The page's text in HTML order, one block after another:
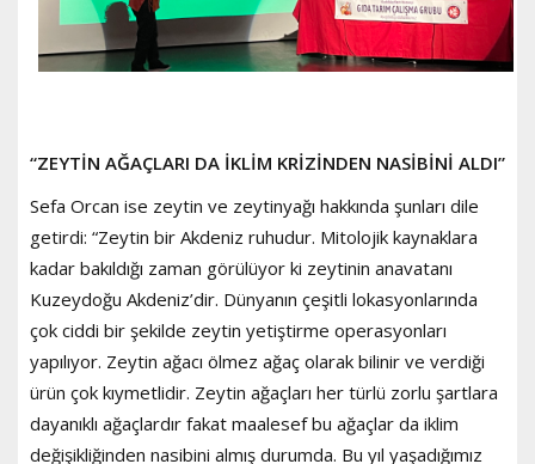
“ZEYTİN AĞAÇLARI DA İKLİM KRİZİNDEN NASİBİNİ ALDI”
Sefa Orcan ise zeytin ve zeytinyağı hakkında şunları dile
getirdi: “Zeytin bir Akdeniz ruhudur. Mitolojik kaynaklara
kadar bakıldığı zaman görülüyor ki zeytinin anavatanı
Kuzeydoğu Akdeniz’dir. Dünyanın çeşitli lokasyonlarında
çok ciddi bir şekilde zeytin yetiştirme operasyonları
yapılıyor. Zeytin ağacı ölmez ağaç olarak bilinir ve verdiği
ürün çok kıymetlidir. Zeytin ağaçları her türlü zorlu şartlara
dayanıklı ağaçlardır fakat maalesef bu ağaçlar da iklim
değişikliğinden nasibini almış durumda. Bu yıl yaşadığımız